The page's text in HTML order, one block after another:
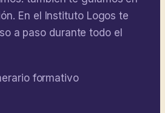
En el Instituto Logos te
a paso durante todo el
formativo